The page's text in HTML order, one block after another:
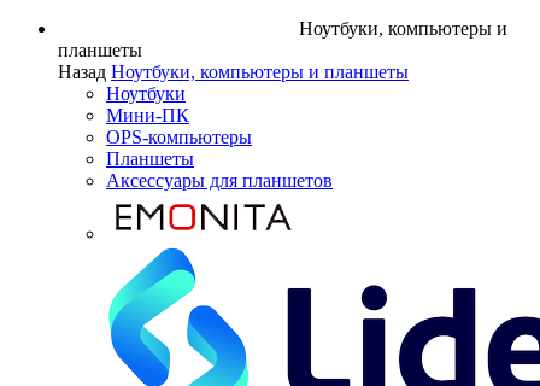
Ноутбуки, компьютеры и
планшеты
Назад Ноутбуки, компьютеры и планшеты
Ноутбуки
Мини-ПК
OPS-компьютеры
Планшеты
Аксессуары для планшетов